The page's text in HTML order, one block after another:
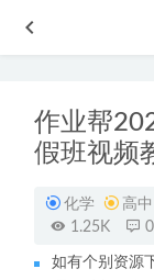
作业帮
假班视频
化学 高中
1.25K
0
如有个别资源
作业帮高中生